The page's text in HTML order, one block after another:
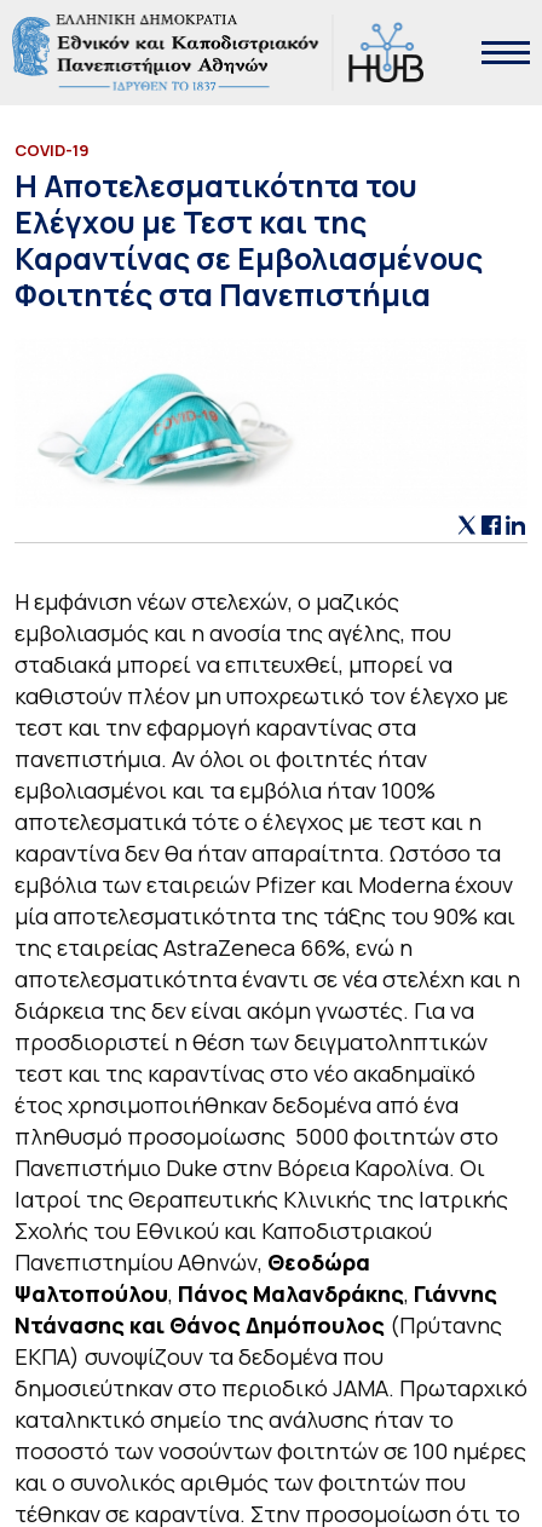
COVID-19
Η Αποτελεσματικότητα του
Ελέγχου με Τεστ και της
Καραντίνας σε Εμβολιασμένους
Φοιτητές στα Πανεπιστήμια
Η εμφάνιση νέων στελεχών, ο μαζικός
εμβολιασμός και η ανοσία της αγέλης, που
σταδιακά μπορεί να επιτευχθεί, μπορεί να
καθιστούν πλέον μη υποχρεωτικό τον έλεγχο με
τεστ και την εφαρμογή καραντίνας στα
πανεπιστήμια. Αν όλοι οι φοιτητές ήταν
εμβολιασμένοι και τα εμβόλια ήταν 100%
αποτελεσματικά τότε ο έλεγχος με τεστ και η
καραντίνα δεν θα ήταν απαραίτητα. Ωστόσο τα
εμβόλια των εταιρειών Pfizer και Moderna έχουν
μία αποτελεσματικότητα της τάξης του 90% και
της εταιρείας AstraZeneca 66%, ενώ η
αποτελεσματικότητα έναντι σε νέα στελέχη και η
διάρκεια της δεν είναι ακόμη γνωστές. Για να
προσδιοριστεί η θέση των δειγματοληπτικών
τεστ και της καραντίνας στο νέο ακαδημαϊκό
έτος χρησιμοποιήθηκαν δεδομένα από ένα
πληθυσμό προσομοίωσης 5000 φοιτητών στο
Πανεπιστήμιο Duke στην Βόρεια Καρολίνα. Οι
Ιατροί της Θεραπευτικής Κλινικής της Ιατρικής
Σχολής του Εθνικού και Καποδιστριακού
Πανεπιστημίου Αθηνών, Θεοδώρα
Ψαλτοπούλου, Πάνος Μαλανδράκης, Γιάννης
Ντάνασης και Θάνος Δημόπουλος (Πρύτανης
ΕΚΠΑ) συνοψίζουν τα δεδομένα που
δημοσιεύτηκαν στο περιοδικό JAMA. Πρωταρχικό
καταληκτικό σημείο της ανάλυσης ήταν το
ποσοστό των νοσούντων φοιτητών σε 100 ημέρες
και ο συνολικός αριθμός των φοιτητών που
τέθηκαν σε καραντίνα. Στην προσομοίωση ότι το